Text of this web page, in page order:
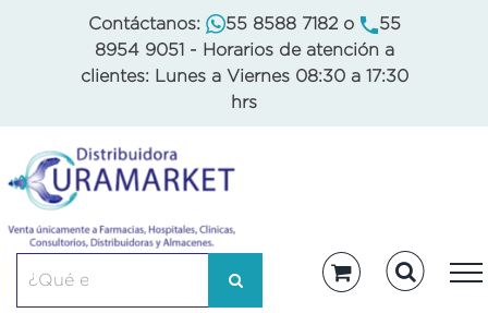
Contáctanos: 55 8588 7182o
55
8954 9051 - Horarios de atención a
clientes: Lunes a Viernes 08:30 a 17:30
hrs